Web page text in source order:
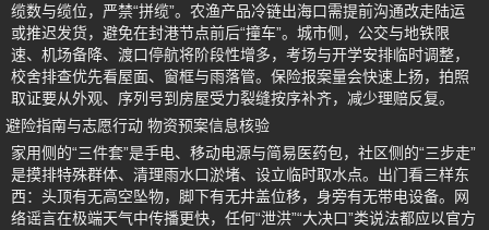
缆数与缆位，严禁“拼缆”。农渔产品冷链出海口需提前沟通改走陆运
或推迟发货，避免在封港节点前后“撞车”。城市侧，公交与地铁限
速、机场备降、渡口停航将阶段性增多，考场与开学安排临时调整，
校舍排查优先看屋面、窗框与雨落管。保险报案量会快速上扬，拍照
取证要从外观、序列号到房屋受力裂缝按序补齐，减少理赔反复。
避险指南与志愿行动 物资预案信息核验
家用侧的“三件套”是手电、移动电源与简易医药包，社区侧的“三步走”
是摸排特殊群体、清理雨水口淤堵、设立临时取水点。出门看三样东
西：头顶有无高空坠物，脚下有无井盖位移，身旁有无带电设备。网
络谣言在极端天气中传播更快，任何“泄洪”“大决口”类说法都应以官方